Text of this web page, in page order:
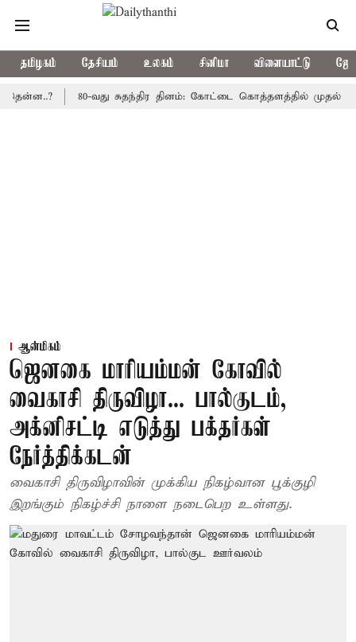
தமிழகம் தேசியம் உலகம் சினிமா விளையாட்டு
80-வது சுதந்திர தினம்: கோட்டை கொத்தளத்தில் முதல்
ஆன்மிகம்
ஜெனகை மாரியம்மன் கோவில்
வைகாசி திருவிழா... பால்குடம்,
அக்னிசட்டி எடுத்து பக்தர்கள்
நேர்த்திக்கடன்
வைகாசி திருவிழாவின் முக்கிய நிகழ்வான பூக்குழி
இறங்கும் நிகழ்ச்சி நாளை நடைபெற உள்ளது.